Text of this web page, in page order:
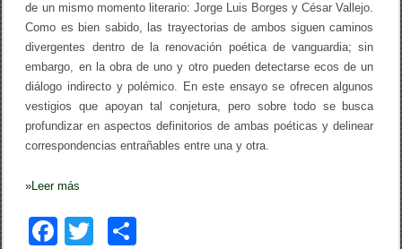
de un mismo momento literario: Jorge Luis Borges y César Vallejo.
Como es bien sabido, las trayectorias de ambos siguen caminos
divergentes dentro de la renovación poética de vanguardia; sin
embargo, en la obra de uno y otro pueden detectarse ecos de un
diálogo indirecto y polémico. En este ensayo se ofrecen algunos
vestigios que apoyan tal conjetura, pero sobre todo se busca
profundizar en aspectos definitorios de ambas poéticas y delinear
correspondencias entrañables entre una y otra.
»Leer más
F